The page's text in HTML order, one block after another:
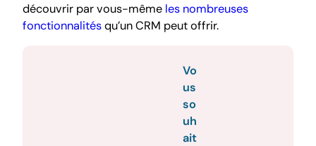
découvrir par vous-même les nombreuses
fonctionnalitésqu’un CRM peut offrir.
Vo
us
so
uh
ait